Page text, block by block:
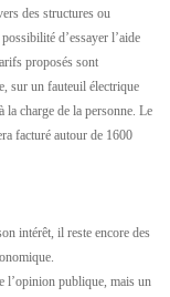
des structures ou
d’essayer l’aide
proposés sont
sur un fauteuil électrique
charge de la personne. Le
facturé autour de 1600
intérêt, il reste encore des
l’opinion publique, mais un